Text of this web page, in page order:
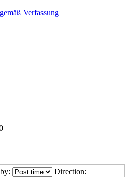
Verfassung
Direction: